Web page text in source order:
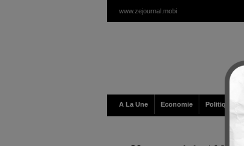
www.zejournal.mobi
A La Une Economie Politique /